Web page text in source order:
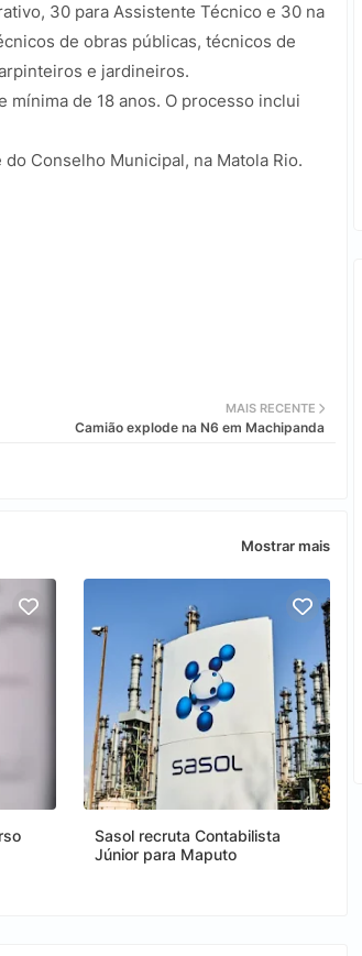
30 para Assistente Técnico e 30 na
de obras públicas, técnicos de
e jardineiros.
mínima de 18 anos. O processo inclui
Conselho Municipal, na Matola Rio.
MAIS RECENTE
Camião explode na N6 em Machipanda
Mostrar mais
Sasol recruta Contabilista
Júnior para Maputo